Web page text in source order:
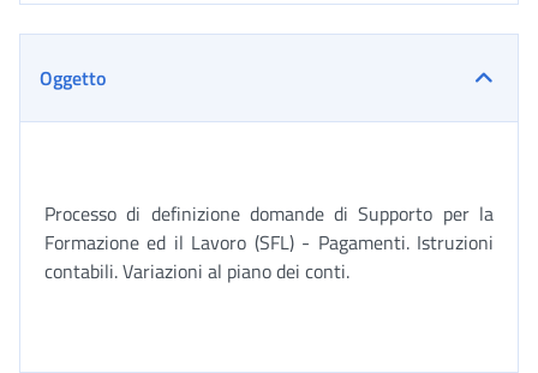
Oggetto
Processo di definizione domande di Supporto per la
Formazione ed il Lavoro (SFL) - Pagamenti. Istruzioni
contabili. Variazioni al piano dei conti.